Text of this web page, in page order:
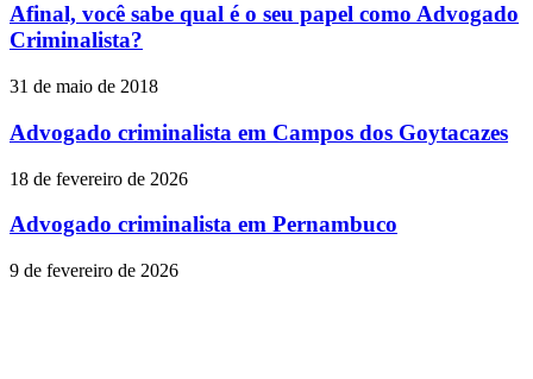
Afinal, você sabe qual é o seu papel como Advogado
Criminalista?
31 de maio de 2018
Advogado criminalista em Campos dos Goytacazes
18 de fevereiro de 2026
Advogado criminalista em Pernambuco
9 de fevereiro de 2026